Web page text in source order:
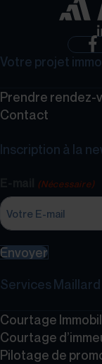
Votre projet
Prendre rendez-
Contact
Inscription à la
(Nécessaire)
Envoyer
Services Maillard
Courtage
Courtage
Pilotage de